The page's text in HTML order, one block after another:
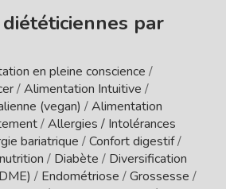
par
en pleine conscience /
/Alimentation Intuitive /
(vegan) /Alimentation
/Allergies / Intolérances
bariatrique /Confort digestif/
/ Diabète / Diversification
/ Endométriose /Grossesse /